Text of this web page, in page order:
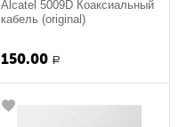
Alcatel 5009D Коаксиальный
кабель (original)
150.00 Р